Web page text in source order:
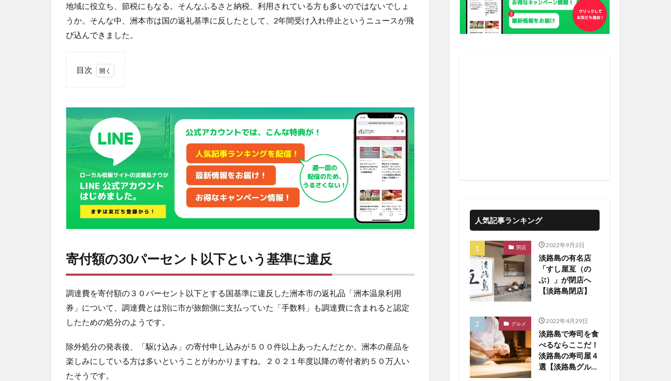
地域に役立ち、節税にもなる。そんなふるさと納税、利用されている方も多いのではないでしょ
うか。そんな中、洲本市は国の返礼基準に反したとして、2年間受け入れ停止というニュースが飛
び込んできました。
目次
付
の
パ
セ
ン
ト
以
と
い
基
準
に
反
洲
市
る
さ
寄付額の30パーセント以下という基準に違反
調達費を寄付額の３０パーセント以下とする国基準に違反した洲本市の返礼品「洲本温泉利用
券」について、調達費とは別に市が旅館側に支払っていた「手数料」も調達費に含まれると認定
したための処分のようです。
除外処分の発表後、「駆け込み」の寄付申し込みが５００件以上あったんだとか。洲本の産品を
楽しみにしている方は多いということがわかりますね。２０２１年度以降の寄付者約５０万人い
たそうです。
人気記事ランキング
閉店 2022年9月2日
淡路島の有名店
「すし屋亙（の
ぶ）」が閉店へ
【淡路島閉店】
グルメ 2022年4月29日
淡路島で寿司を食
べるならここだ！
淡路島の寿司屋４
選【淡路島グルメ